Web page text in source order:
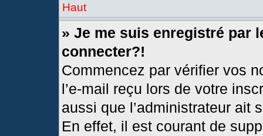
Haut
» Je me suis enregistré par
connecter?!
Commencez par vérifier vos
l’e-mail reçu lors de votre
aussi que l’administrateur ait
En effet, il est courant de